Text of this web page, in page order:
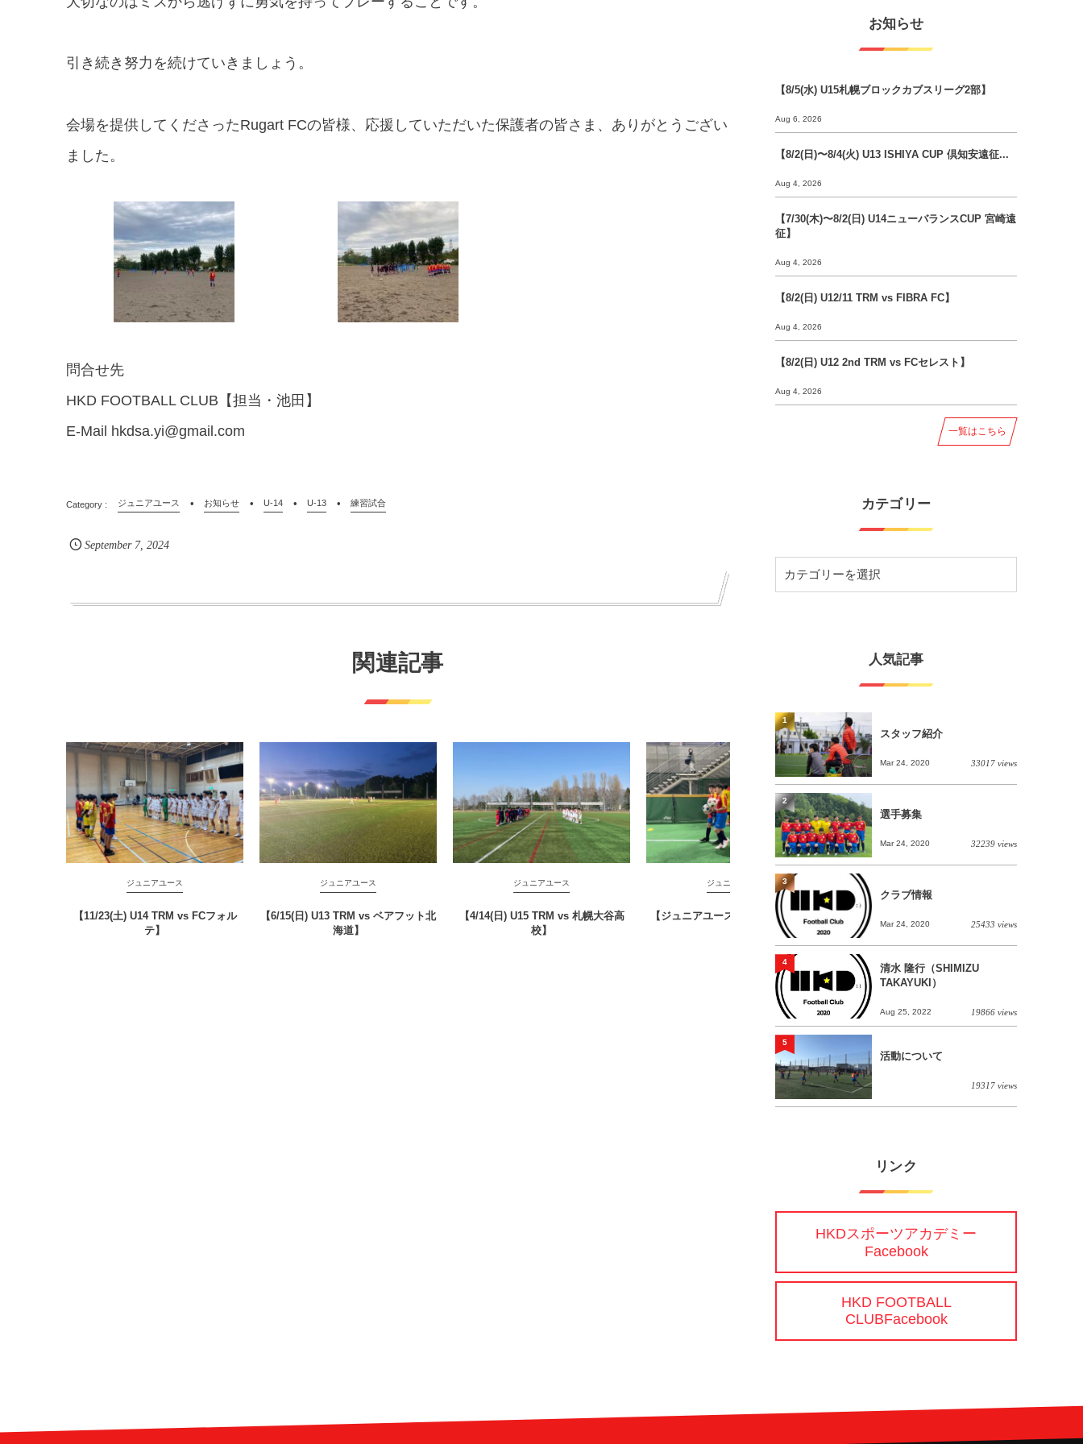
引き続き努力を続けていきましょう。
会場を提供してくださったRugart FCの皆様、応援していただいた保護者の皆さま、ありがとうござい
ました。
問合せ先
HKD FOOTBALL CLUB【担当・池田】
E-Mail hkdsa.yi@gmail.com
ジュニアユース お知らせ U-14 U-13 練習試合
September 7,2024
関連記事
ジュニアユース
【11/23(土) U14 TRM vs FCフォル
テ】
ジュニアユース
【6/15(日) U13 TRM vs ベアフット北
海道】
ジュニアユース
【4/14(日) U15 TRM vs 札幌大谷高
校】
ジュニアユース
【ジュニアユース】3月21日(日)の予
【6/7(土) U13北海道カブスリーグ2
部】
お知らせ
【8/5(水) U15札幌ブロックカブスリーグ2部】
Aug 6, 2026
【8/2(日)〜8/4(火) U13 ISHIYA CUP 倶知安遠征...
Aug 4, 2026
【7/30(木)〜8/2(日) U14ニューバランスCUP 宮崎遠
征】
Aug 4, 2026
【8/2(日) U12/11 TRM vs FIBRA FC】
Aug 4, 2026
【8/2(日) U12 2nd TRM vs FCセレスト】
Aug 4, 2026
一覧はこちら
カテゴリー
人気記事
スタッフ紹介
Mar 24, 2020 33017 views
1
選手募集
Mar 24, 2020 32239 views
2
クラブ情報
Mar 24, 2020 25433 views
3
清水 隆行（SHIMIZU
TAKAYUKI）
Aug 25, 2022 19866 views
4
活動について
19317 views
5
リンク
HKDスポーツアカデミー
Facebook
HKD FOOTBALL
CLUBFacebook